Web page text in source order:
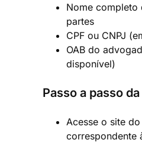
Nome completo
partes
CPF ou CNPJ
OAB do
disponível)
Passo a passo
Acesse o site do
correspondente